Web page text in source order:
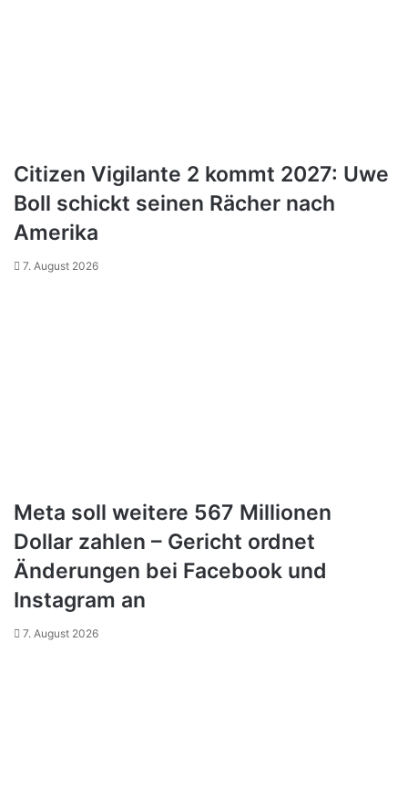
Citizen Vigilante 2 kommt 2027: Uwe
Boll schickt seinen Rächer nach
Amerika
7. August 2026
Meta soll weitere 567 Millionen
Dollar zahlen – Gericht ordnet
Änderungen bei Facebook und
Instagram an
7. August 2026